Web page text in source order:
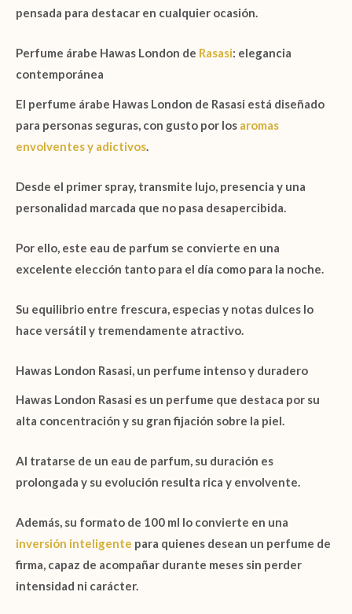
pensada para destacar en cualquier ocasión.
Perfume árabe Hawas London de Rasasi: elegancia
contemporánea
El perfume árabe Hawas London de Rasasi está diseñado
para personas seguras, con gusto por los aromas
envolventes y adictivos
Desde el primer spray, transmite lujo, presencia y una
personalidad marcada que no pasa desapercibida.
Por ello, este eau de parfum se convierte en una
excelente elección tanto para el día como para la noche.
Su equilibrio entre frescura, especias y notas dulces lo
hace versátil y tremendamente atractivo.
Hawas London Rasasi, un perfume intenso y duradero
Hawas London Rasasi es un perfume que destaca por su
alta concentración y su gran fijación sobre la piel.
Al tratarse de un eau de parfum, su duración es
prolongada y su evolución resulta rica y envolvente.
Además, su formato de 100 ml lo convierte en una
inversión inteligente para quienes desean un perfume de
firma, capaz de acompañar durante meses sin perder
intensidad ni carácter.